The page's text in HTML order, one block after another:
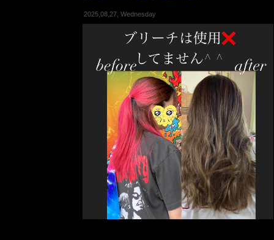
2025,08,27, Wednesday